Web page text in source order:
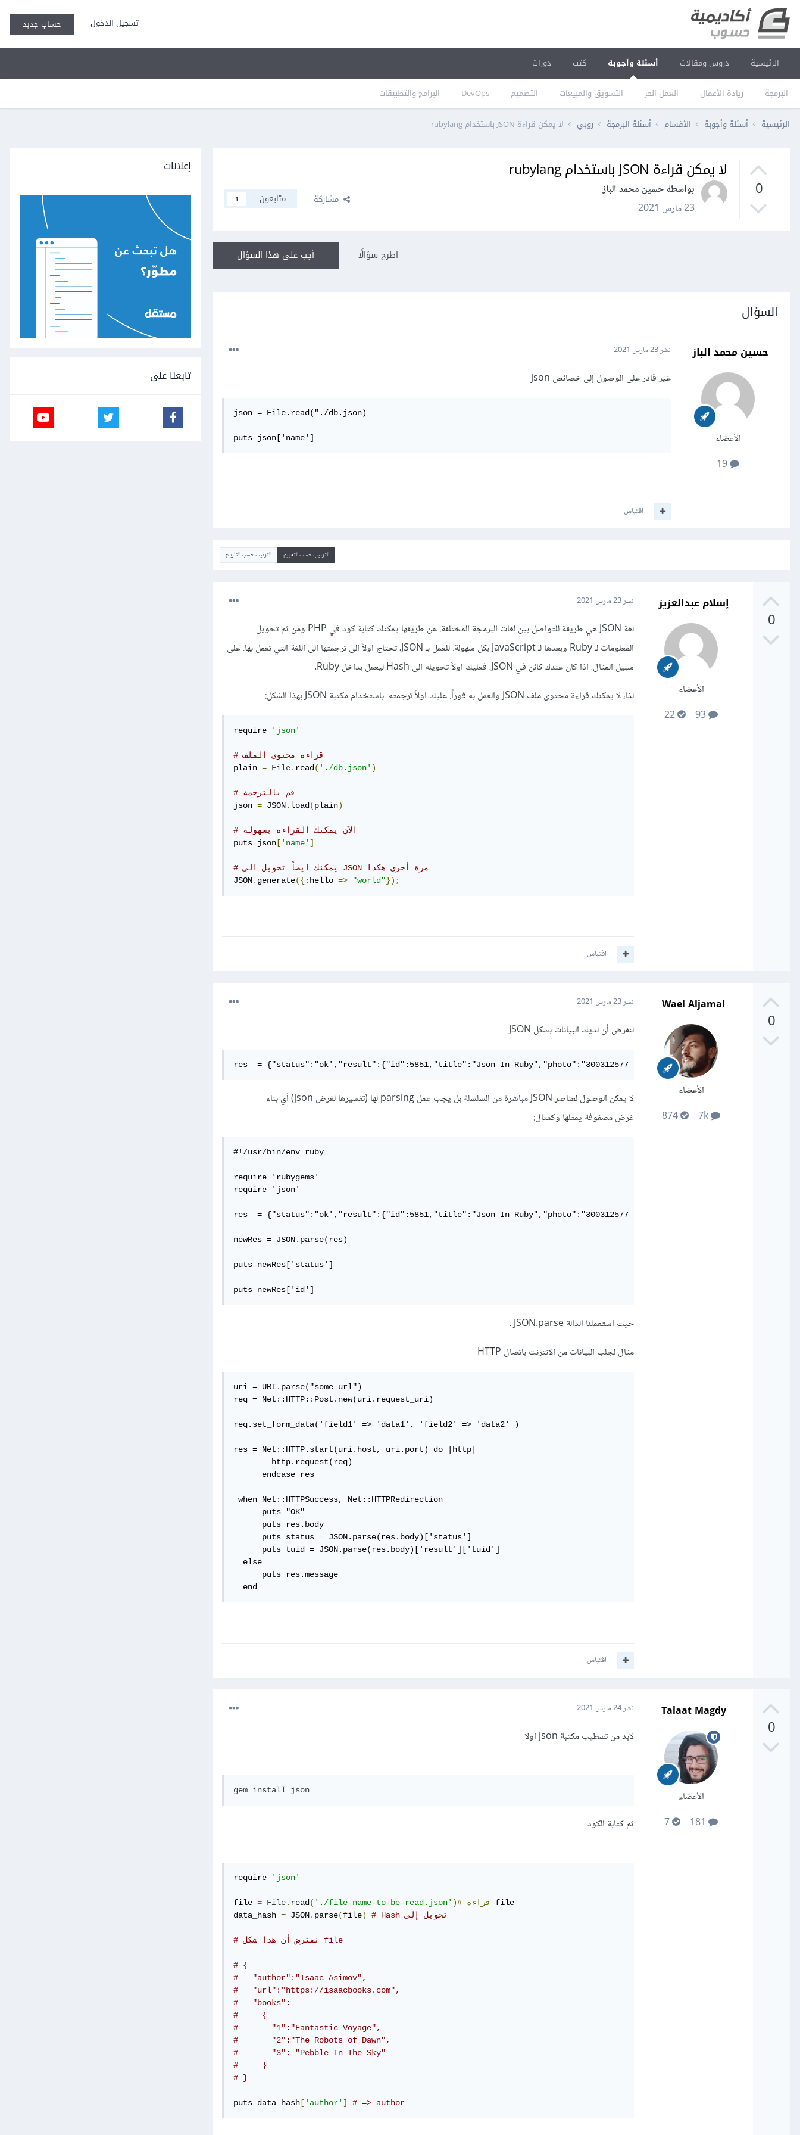
تسجيل الدخول حساب جديد
الرئيسية دروس ومقالات أسئلة وأجوبة
البرمجة ريادة الأعمال العمل الحر التسويق والمبيعات التصميم DevOps البرامج والتطبيقات
كتب دورات
الرئيسية أسئلة وأجوبة الأقسام أسئلة البرمجة روبي لا يمكن قراءة JSON باستخدام rubylang
0
لا يمكن قراءة JSON باستخدام rubylang
بواسطة حسين محمد الباز
23 مارس 2021
مشاركة متابعون 1
أجب على هذا السؤال اطرح سؤالًا
السؤال
حسين محمد الباز
الأعضاء
نشر23 مارس 2021
غير قادر على الوصول إلى خصائص json
json = File.read("./db.json)
puts json['name']
اقتباس
الترتيب حسب التقييم الترتيب حسب التاريخ
0
إسلام عبدالعزيز
الأعضاء
نشر23 مارس 2021
لغة JSON هي طريقة للتواصل بين لغات البرمجة المختلفة. عن طريقها يمكنك كتابة كود في PHP ومن ثم تحويل
المعلومات لـ Ruby وبعدها لـ JavaScript بكل سهولة. للعمل بـ JSON، تحتاج اولاً الى ترجمتها الى اللغة التي تعمل بها. على
سبيل المثال، اذا كان عندك كائن في JSON، فعليك اولاً تحويله الى Hash ليعمل بداخل Ruby.
لذا، لا يمكنك قراءة محتوى ملف JSON والعمل به فوراً. عليك اولاً ترجمته باستخدام مكتبة JSON بهذا الشكل:
require 'json'
# قراءة محتوى الملف
plain = File. read ( './db.json' )
# قم بالترجمة
json = JSON. load (plain)
# الآن يمكنك القراءة بسهولة
puts json [ 'name' ]
# يمكنك ايضاً تحويل الى JSON مرة أخرى هكذا
JSON. generate({: hello => "world"});
اقتباس
0
Wael Aljamal
الأعضاء
نشر23 مارس 2021
لنفرض أن لديك البيانات بشكل JSON
res  = {"status":"ok',"result":{"id":5851,"title":"Json In Ruby","photo":"300312577_abc.png"}}
لا يمكن الوصول لعناصر JSON مباشرة من السلسلة بل يجب عمل parsing لها (تفسيرها لغرض json) أي بناء
غرض مصفوفة يمثلها وكمثال:
#!/usr/bin/env ruby
require 'rubygems'
require 'json'
res  = {"status":"ok',"result":{"id":5851,"title":"Json In Ruby","photo":"300312577_abc.png"}}
newRes = JSON.parse(res)
puts newRes['status']
puts newRes['id']
حيث استعملنا الدالة JSON.parse .
مثال لجلب البيانات من الانترنت باتصال HTTP
uri = URI.parse("some_url")
req = Net::HTTP::Post.new(uri.request_uri)
req.set_form_data('field1' => 'data1', 'field2' => 'data2' )
res = Net::HTTP.start(uri.host, uri.port) do |http|
        http.request(req)
      endcase res
when Net::HTTPSuccess, Net::HTTPRedirection
      puts "OK"
      puts res.body
      puts status = JSON.parse(res.body)['status']
      puts tuid = JSON.parse(res.body)['result']['tuid']
  else
      puts res.message
  end
اقتباس
0
Talaat Magdy
الأعضاء
نشر24 مارس 2021
لابد من تسطيب مكتبة json أولا
ثم كتابة الكود
require 'json'
file = File. read ( './file-name-to-be-read.json' )# قراءة
file
data_hash = JSON. parse(file)
# نفترض أن هذا شكل file
# {
#   "author":"Isaac Asimov",
#   "url":"https://isaacbooks.com",
#   "books":
#     {
#       "1":"Fantastic Voyage",
#       "2":"The Robots of Dawn",
#       "3": "Pebble In The Sky"
#     }
# }
puts data_hash [ 'author' ] # => author
إعلانات
تابعنا على